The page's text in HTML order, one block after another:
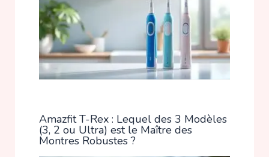
Amazfit T-Rex : Lequel des 3 Modèles
(3, 2 ou Ultra) est le Maître des
Montres Robustes ?